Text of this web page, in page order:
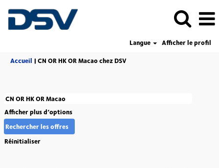
Langue
Afficher le profil
Accueil | CN OR HK OR Macao chez DSV(page
Afficher plus d’options
Réinitialiser